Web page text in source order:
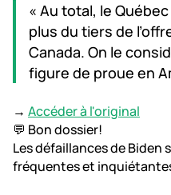
« Au total, le
plus du tiers de
Canada. On le
figure de proue en
→ Accéder à l'original
💬 Bon dossier!
Les défaillances de Biden
fréquentes et